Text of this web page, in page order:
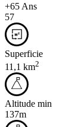
+65 Ans
57
Superficie
11,1 km2
Altitude min
137m